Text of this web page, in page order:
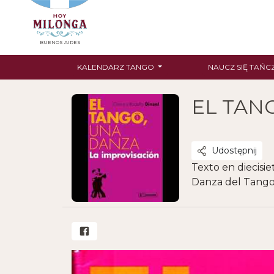
BUENOS AIRES
KALENDARZ TANGO NAUCZ SIĘ
EL
Udostępnij
Texto en
Danza del